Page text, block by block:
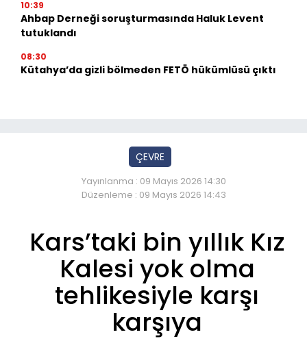
10:39
Ahbap Derneği soruşturmasında Haluk Levent
tutuklandı
08:30
Kütahya’da gizli bölmeden FETÖ hükümlüsü çıktı
ÇEVRE
Yayınlanma : 09 Mayıs 2026 14:30
Düzenleme : 09 Mayıs 2026 14:43
Kars’taki bin yıllık Kız
Kalesi yok olma
tehlikesiyle karşı
karşıya